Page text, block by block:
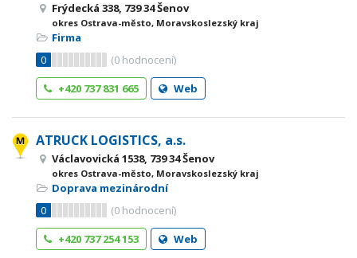
Frýdecká 338, 739 34 Šenov
okres Ostrava-město, Moravskoslezský kraj
Firma
0
(0 hodnocení)
+420 737 831 665
Web
ATRUCK LOGISTICS, a.s.
Václavovická 1538, 739 34 Šenov
okres Ostrava-město, Moravskoslezský kraj
Doprava mezinárodní
0
(0 hodnocení)
+420 737 254 153
Web